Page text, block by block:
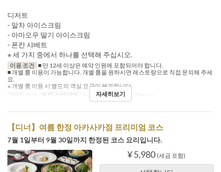
디저트
- 말차 아이스크림
- 아마오우 딸기 아이스크림
- 폰칸 샤베트
※ 세 가지 중에서 하나를 선택해 주십시오.
이용 조건 ■ 만 12세 이상은 예약 인원에 포함되어야 합니다.
■ 개별 룸 이용이 가능합니다. 개별 룸을 원하시면 레스토랑으로 직접 문의해 주세
요.
※ 개별 룸 이용 시 별도의 객실 요금이 부과됩니다.
식사
저녁 주문 수량 제한 2 ~ 좌석 카테고리 Dine-in
자세히보기
【디너】여름 한정 아카사카점 프리미엄 코스
7월 1일부터 9월 30일까지 한정된 코스 요리입니다.
¥ 5,980 (세금 포함)